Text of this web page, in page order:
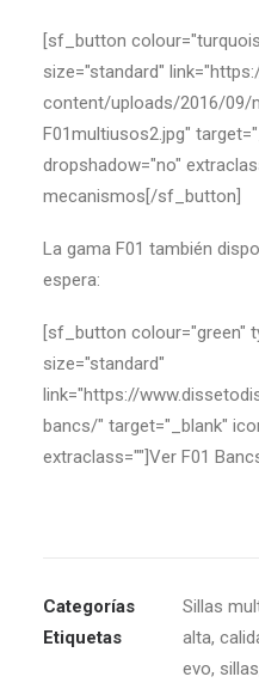
[sf_button
size="standard"
content/uploads/2016/09/
F01multiusos2.jpg"
dropshadow="no"
mecanismos[/sf_button]
La gama F01 también
espera:
[sf_button colour="green"
size="standard"
link="https://
bancs/" target="_blank"
extraclass=""]Ver F01
Categorías Sillas
Etiquetas
alta,
evo, sillas